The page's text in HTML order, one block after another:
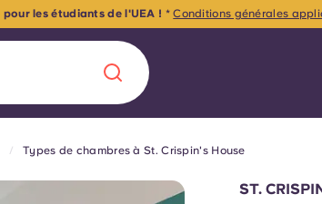
Types de chambres à St. Crispin's House
ST.